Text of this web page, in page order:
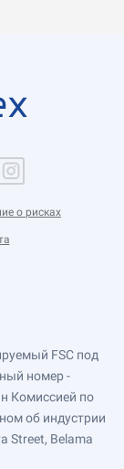
о рисках
FSC под
номер -
Комиссией по
об индустрии
Street, Belama